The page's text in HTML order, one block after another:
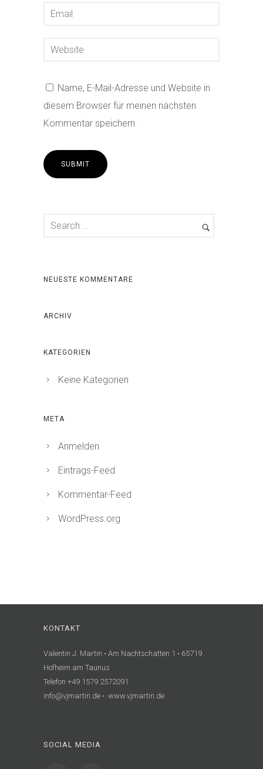
Name, E-Mail-Adresse und Website in
diesem Browser für meinen nächsten
Kommentar speichern.
NEUESTE KOMMENTARE
ARCHIV
KATEGORIEN
Keine Kategorien
META
Anmelden
Eintrags-Feed
Kommentar-Feed
WordPress.org
KONTAKT
Valentin J. Martin • Am Nachtschatten 1 • 65719
Hofheim am Taunus
Telefon +49 1579 2572091
info@vjmartin.de • www.vjmartin.de
SOCIAL MEDIA